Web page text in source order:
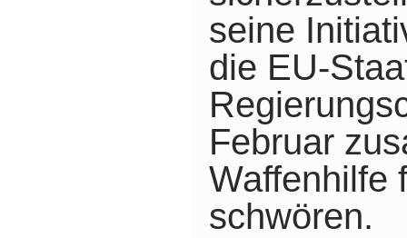
seine
die EU-
Februar
Waffenhilfe
schwören.